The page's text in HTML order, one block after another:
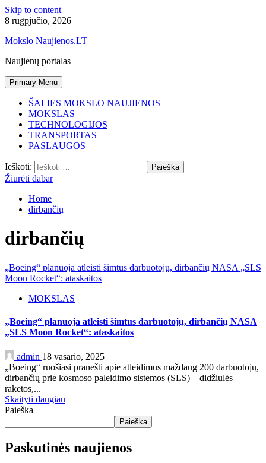
Skip to content
8 rugpjūčio, 2026
Mokslo Naujienos.LT
Naujienų portalas
Primary Menu
ŠALIES MOKSLO NAUJIENOS
MOKSLAS
TECHNOLOGIJOS
TRANSPORTAS
PASLAUGOS
Ieškoti:
Žiūrėti dabar
Home
dirbančių
dirbančių
„Boeing“ planuoja atleisti šimtus darbuotojų, dirbančių NASA „SLS
Moon Rocket“: ataskaitos
MOKSLAS
„Boeing“ planuoja atleisti šimtus darbuotojų, dirbančių NASA
„SLS Moon Rocket“: ataskaitos
admin 18 vasario, 2025
„Boeing“ ruošiasi pranešti apie atleidimus maždaug 200 darbuotojų,
dirbančių prie kosmoso paleidimo sistemos (SLS) – didžiulės
raketos,...
Skaityti daugiau
Paieška
Paieška
Paskutinės naujienos